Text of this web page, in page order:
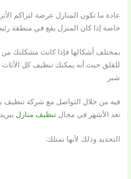
عادة ما تكون المنازل عرضة لتراكم
خاصة إذا كان المنزل يقع في منطقة
بمختلف أشكالها فإذا كانت مشكلتك من
للقلق حيث أنه يمكنك تنظيف كل
شبر
فيه من خلال التواصل مع شركة تنظيف
تعد الأشهر في مجالتنظيف منازل
التحديد وذلك لأنها تمتلك: